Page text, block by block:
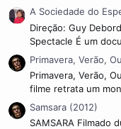
A Sociedade do
Direção: Guy
Spectacle É um
Primavera, Verão,
Primavera, Verão,
filme retrata um
Samsara (2012)
SAMSARA Filmado